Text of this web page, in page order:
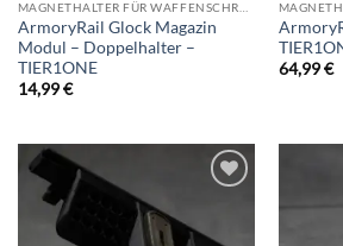
ArmoryRail Glock Magazin
Modul – Doppelhalter –
TIER1ONE
14,99€
64,99€